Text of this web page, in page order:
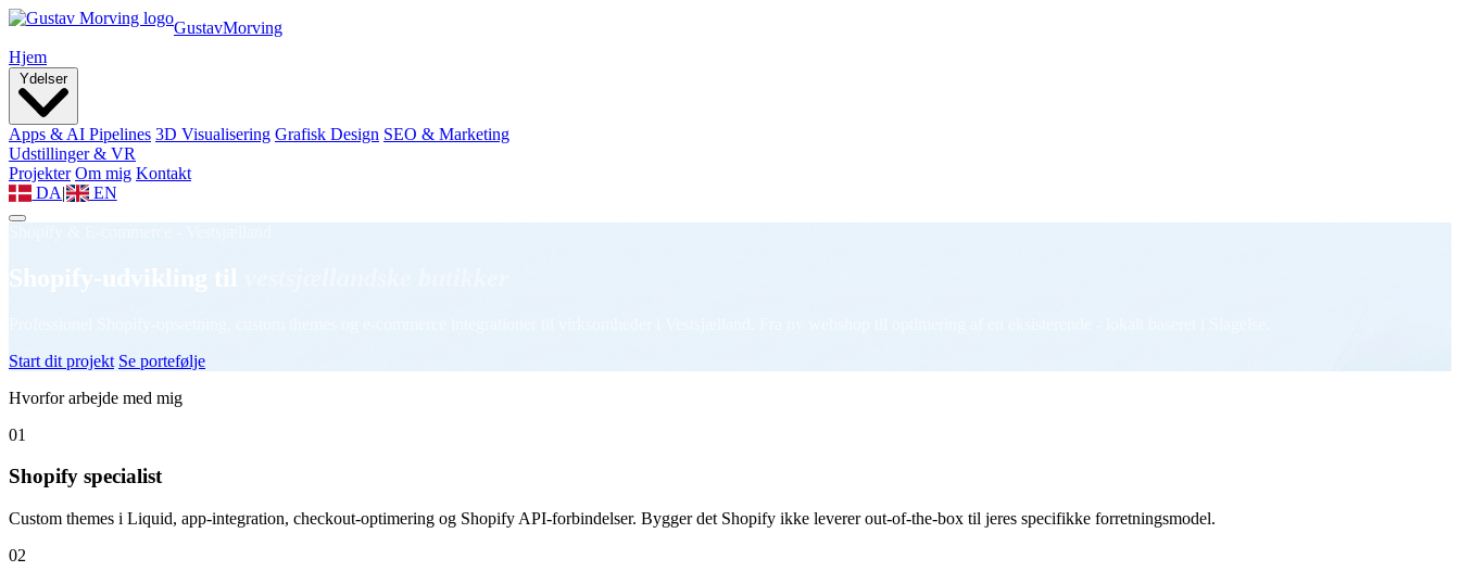
GustavMorving
Hjem
Ydelser
Apps & AI Pipelines 3D Visualisering Grafisk Design SEO & Marketing
Udstillinger & VR
Projekter Om mig Kontakt
DA| EN
Shopify-udvikling til
Start dit projekt Se portefølje
Hvorfor arbejde med mig
01
Shopify specialist
Custom themes i Liquid, app-integration, checkout-optimering og Shopify API-forbindelser. Bygger det Shopify ikke leverer out-of-the-box til jeres specifikke forretningsmodel.
02